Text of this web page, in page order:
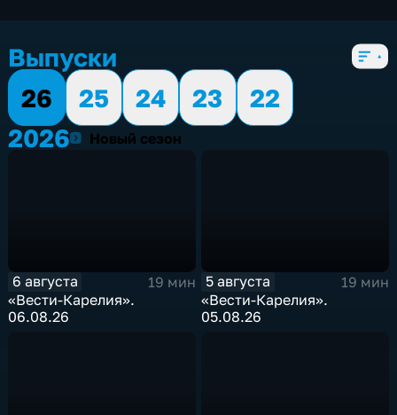
Выпуски
26
25 24 23
22
20262026 Новый сезон
6 августа
19 мин
«Вести-Карелия».
06.08.26
5 августа
19 мин
«Вести-Карелия».
05.08.26